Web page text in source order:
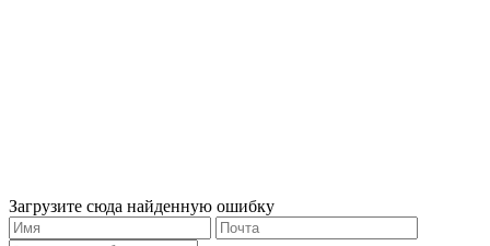
Загрузите сюда найденную ошибку